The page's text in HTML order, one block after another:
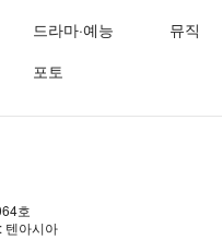
드라마·예능
뮤직
포토
호
텐아시아